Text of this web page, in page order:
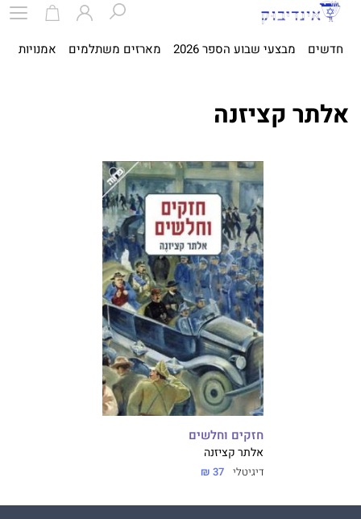
חדשים מבצעי שבוע הספר 2026 מארזים משתלמים אמנויות
אלתר קציזנה
חזקים וחלשים
אלתר קציזנה
דיגיטלי 37 ₪